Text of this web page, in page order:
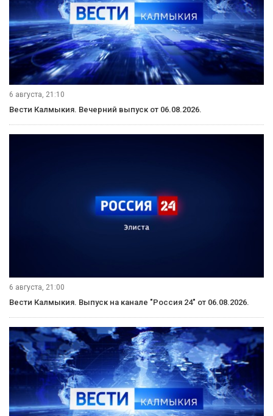
6 августа, 21:10
Вести Калмыкия. Вечерний выпуск от 06.08.2026.
6 августа, 21:00
Вести Калмыкия. Выпуск на канале "Россия 24" от 06.08.2026.